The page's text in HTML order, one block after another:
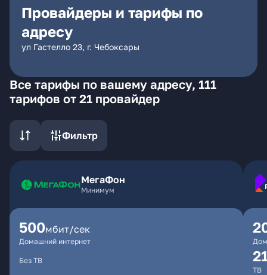
Провайдеры и тарифы по
адресу
ул Гастелло 23, г. Чебоксары
Все тарифы по вашему адресу, 111
тарифов от 21 провайдер
Фильтр
МегаФон
Минимум
500мбит/сек
Домашний интернет
Без ТВ
ТВ